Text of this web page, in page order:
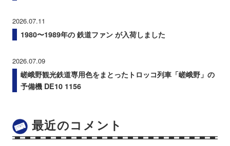
2026.07.11
1980〜1989年の 鉄道ファン が入荷しました
2026.07.09
嵯峨野観光鉄道専用色をまとったトロッコ列車「嵯峨野」の
予備機 DE10 1156
最近のコメント